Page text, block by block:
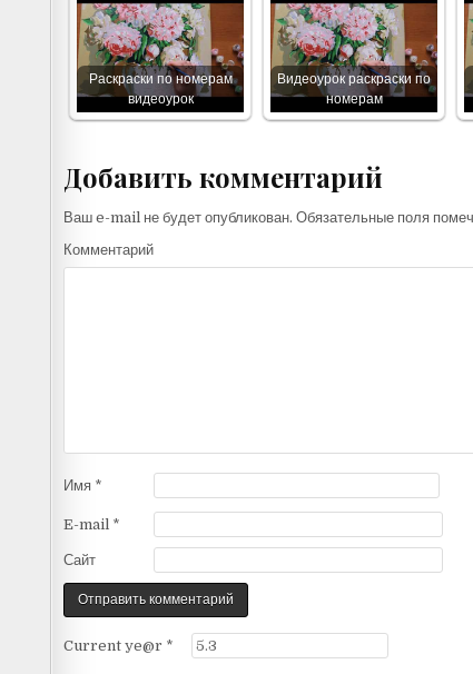
Раскраски по номерам
видеоурок
Видеоурок раскраски по
номерам
Добавить комментарий
Ваш e-mail не будет опубликован. Обязательные поля
Комментарий
Имя *
E-mail *
Сайт
Current ye@r *